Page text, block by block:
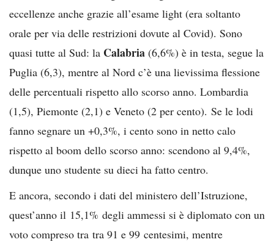
eccellenze anche grazie all’esame light (era soltanto
orale per via delle restrizioni dovute al Covid). Sono
quasi tutte al Sud: la Calabria (6,6%) è in testa, segue la
Puglia (6,3), mentre al Nord c’è una lievissima flessione
delle percentuali rispetto allo scorso anno. Lombardia
(1,5), Piemonte (2,1) e Veneto (2 per cento). Se le lodi
fanno segnare un +0,3%, i cento sono in netto calo
rispetto al boom dello scorso anno: scendono al 9,4%,
dunque uno studente su dieci ha fatto centro.
E ancora, secondo i dati del ministero dell’Istruzione,
quest’anno il 15,1% degli ammessi si è diplomato con un
voto compreso tra tra 91 e 99 centesimi, mentre